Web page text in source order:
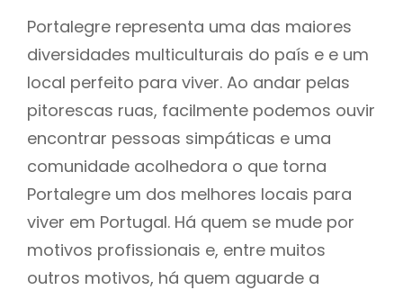
Portalegre representa uma das maiores
diversidades multiculturais do país e e um
local perfeito para viver. Ao andar pelas
pitorescas ruas, facilmente podemos ouvir
encontrar pessoas simpáticas e uma
comunidade acolhedora o que torna
Portalegre um dos melhores locais para
viver em Portugal. Há quem se mude por
motivos profissionais e, entre muitos
outros motivos, há quem aguarde a